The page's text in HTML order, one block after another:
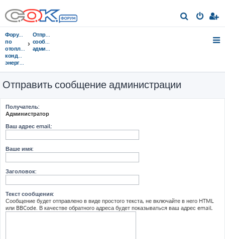
о
Форумы
по
отоплению,
кондиционированию,
энергосбережению
Отправить
сообщение
администрации
Отправить сообщение администрации
Получатель:
Администратор
Ваш адрес email:
Ваше имя:
Заголовок:
Текст сообщения:
Сообщение будет отправлено в виде простого текста, не включайте в него HTML
или BBCode. В качестве обратного адреса будет показываться ваш адрес email.